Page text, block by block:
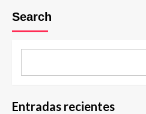
Search
Entradas recientes